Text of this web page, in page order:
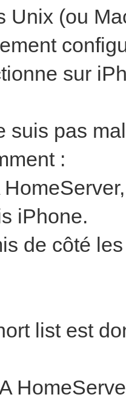
Unix (ou
sur
suis pas
:
iPhone.
de côté
list est